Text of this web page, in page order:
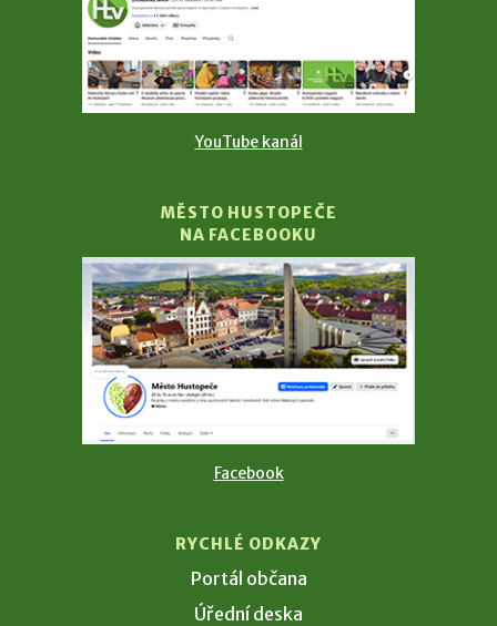
YouTube kanál
MĚSTO HUSTOPEČE
NA FACEBOOKU
Facebook
RYCHLÉ ODKAZY
Portál občana
Úřední deska